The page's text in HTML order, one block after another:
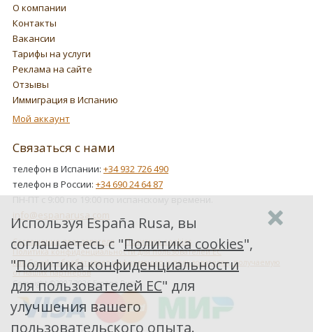
О компании
Контакты
Вакансии
Тарифы на услуги
Реклама на сайте
Отзывы
Иммиграция в Испанию
Мой аккаунт
Связаться с нами
телефон в Испании: +34 932 726 490
телефон в России: +34 690 24 64 87
ПН-ПТ с 9:00 по 19:00 по испанскому времени.
info@espanarusa.com
Соглашение пользователя
Политика cookies
Политика конфиденциальности для пользователей ЕС
Как Google обрабатывает информацию о пользователях, получаемую
от наших партнеров
Copyright ©2007-2026 Espana Rusa
Используя España Rusa, вы
соглашаетесь с "Политика cookies",
"Политика конфиденциальности
для пользователей ЕС" для
улучшения вашего
пользовательского опыта.